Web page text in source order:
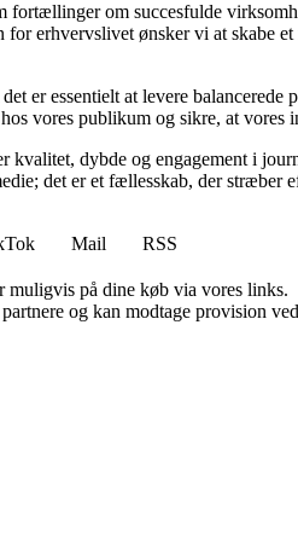
om succesfulde
erhvervslivet ønsker vi at skabe
essentielt at levere
vores publikum og sikre, at
dybde og engagement i
det er et fællesskab, der
Mail
RSS
muligvis på dine køb via vores links.
og kan modtage provision